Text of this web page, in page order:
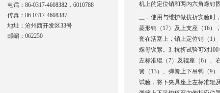
机上的定位销和两内六角螺钉
三． 使用与维护做抗折实验时
菱形销（17）及上支座（16）
套在活塞上，销上定位销（1
螺母锁紧。3. 抗折试验可对
左标准辊（7）及辊座（6）、
簧（13）、弹簧上下吊钩（9
试验，将下夹具座上左标准辊
电话：86-0317-4608382，6010788
传真：86-0317-4608387
地址：沧州西开发区33号
邮编：062250